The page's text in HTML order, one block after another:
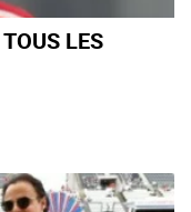
LES